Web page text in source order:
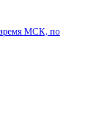
МСК, по